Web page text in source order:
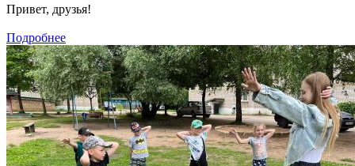
Привет, друзья!
Подробнее